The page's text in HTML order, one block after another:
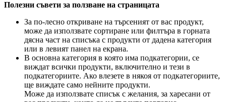
Полезни съвети за ползване на страницата
За по-лесно откриване на търсеният от вас продукт,
може да използвате сортиране или филтъра в горната
дясна част на списъка с продукти от дадена категория
или в левият панел на екрана.
В основна категория в която има подкатегории, се
виждат всички продукти, включително и тези в
подкатегориите. Ако влезете в някоя от подкатегориите,
ще виждате само нейните продукти.
Може да използвате списък с желания, за харесани от